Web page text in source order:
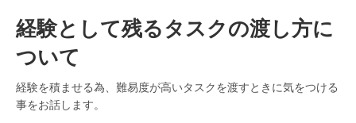
経験として残るタスクの渡し方に
ついて
経験を積ませる為、難易度が高いタスクを渡すときに気をつける
事をお話します。